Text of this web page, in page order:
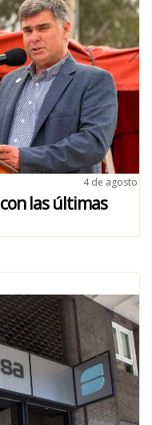
4 de agosto
las últimas